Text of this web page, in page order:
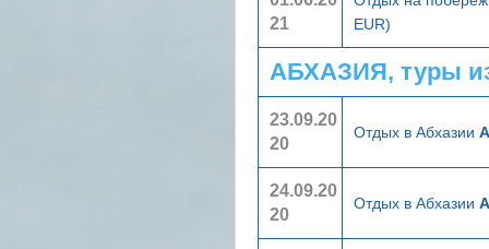
21
EUR)
АБХАЗИЯ, туры
23.09.20
20
Отдых в Абхазии
24.09.20
20
Отдых в Абхазии